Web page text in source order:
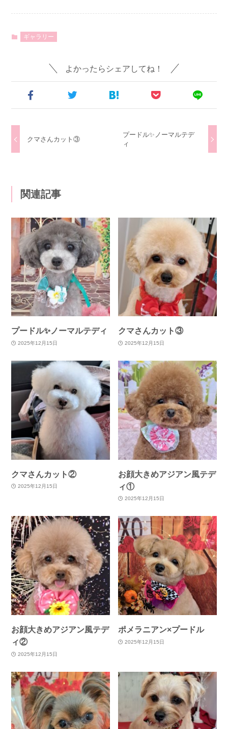
ギャラリー
よかったらシェアしてね！
クマさんカット③
プードル✨ノーマルテデ
ィ
関連記事
プードル✨ノーマルテディ
2025年12月15日
クマさんカット③
2025年12月15日
クマさんカット②
2025年12月15日
お顔大きめアジアン風テデ
ィ①
2025年12月15日
お顔大きめアジアン風テデ
ィ②
2025年12月15日
ポメラニアン×プードル
2025年12月15日